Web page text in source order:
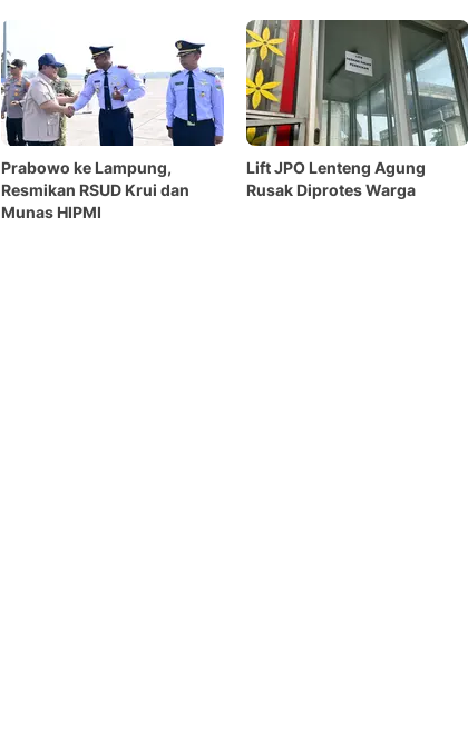
Prabowo ke Lampung,
Resmikan RSUD Krui dan
Munas HIPMI
Lift JPO Lenteng Agung
Rusak Diprotes Warga